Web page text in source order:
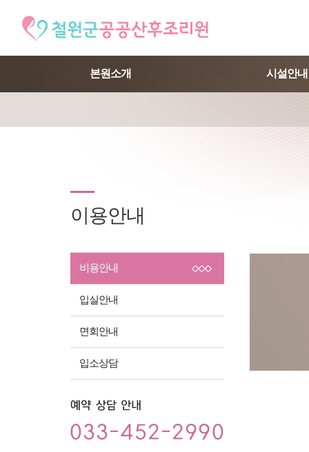
본원소개 시설안내
이용안내
비용안내
입실안내
면회안내
입소상담